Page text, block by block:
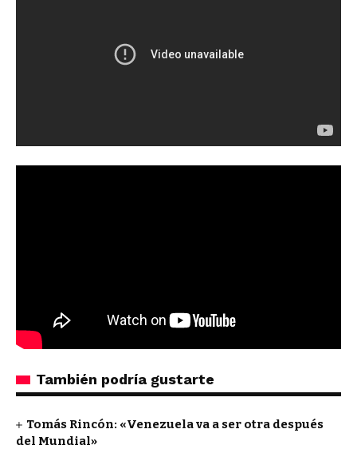
También podría gustarte
Tomás Rincón: «Venezuela va a ser otra después
del Mundial»